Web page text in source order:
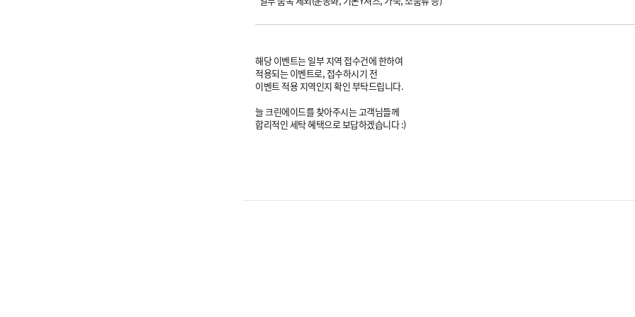
해당 이벤트는 일부 지역 접수건에 한하여
적용되는 이벤트로, 접수하시기 전
이벤트 적용 지역인지 확인 부탁드립니다.
늘 크린에이드를 찾아주시는 고객님들께
합리적인 세탁 혜택으로 보답하겠습니다 :)